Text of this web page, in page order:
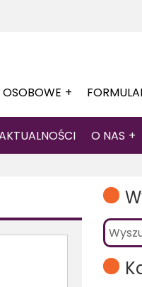
OSOBOWE
O NAS